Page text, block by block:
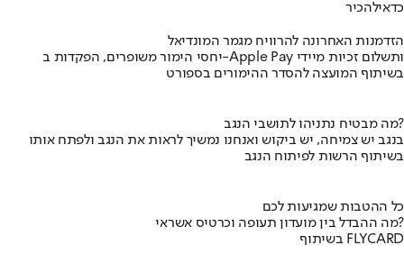
כדאילהכיר
הזדמנות האחרונה להרוויח מגמר המונדיאל
יחסי הימור משופרים, הפקדות ב-Apple Pay ותשלום זכיות מיידי
בשיתוף המועצה להסדר ההימורים בספורט
מה מבטיח נתניהו לתושבי הנגב?
בנגב יש צמיחה, יש ביקוש ואנחנו נמשיך לראות את הנגב ולפתח אותו
בשיתוף הרשות לפיתוח הנגב
כל ההטבות שמגיעות לכם
מה ההבדל בין מועדון תעופה וכרטיס אשראי?
בשיתוף FLYCARD